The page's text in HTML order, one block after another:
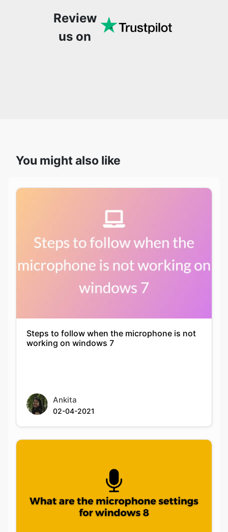
Review
us on
You might also like
Steps to follow when the microphone is not
working on windows 7
Ankita
02-04-2021